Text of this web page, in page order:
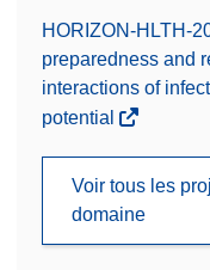
HORIZON-HLTH-
preparedness and
interactions of
potential
Voir tous les
domaine